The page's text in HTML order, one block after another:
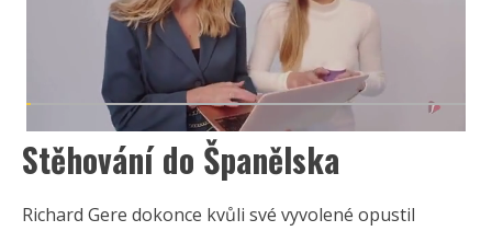
Stěhování do Španělska
Richard Gere dokonce kvůli své vyvolené opustil